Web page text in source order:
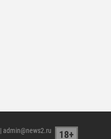
| admin@news2.ru 18+